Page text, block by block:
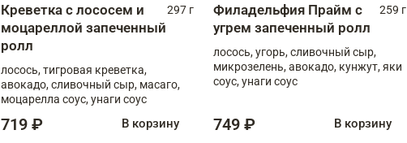
Креветка с лососем и
моцареллой запеченный
ролл
297 г
лосось, тигровая креветка,
авокадо, сливочный сыр, масаго,
моцарелла соус, унаги соус
719 ₽ В корзину
Филадельфия Прайм с
угрем запеченный ролл
259 г
лосось, угорь, сливочный сыр,
микрозелень, авокадо, кунжут, яки
соус, унаги соус
749 ₽ В корзину